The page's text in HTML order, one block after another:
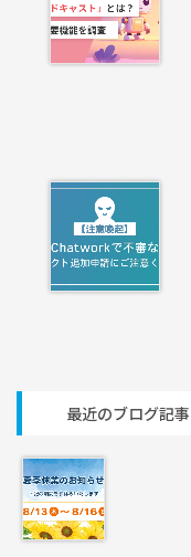
最近のブログ記事